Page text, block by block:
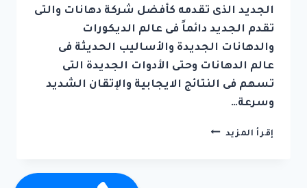
الجديد الذى تقدمه كأفضل شركة دهانات والتى
تقدم الجديد دائماً فى عالم الديكورات
والدهانات الجديدة والأساليب الحديثة فى
عالم الدهانات وحتى الأدوات الجديدة التى
تسهم فى النتائج الايجابية والإتقان الشديد
وسرعة…
إقرأ المزيد شركة